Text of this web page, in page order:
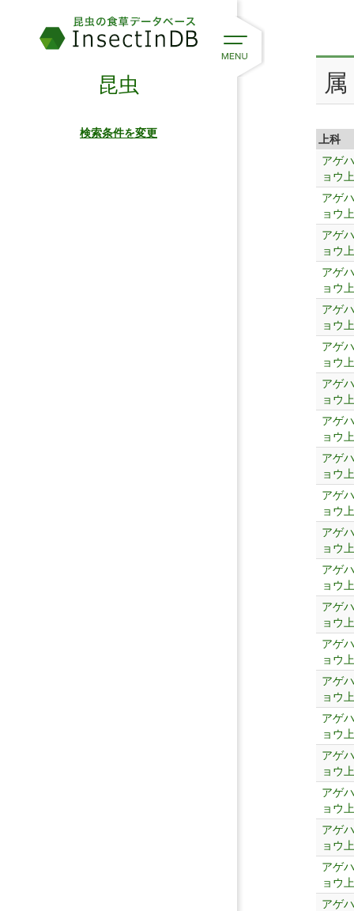
上科
アゲ
ョウ
アゲ
ョウ
アゲ
ョウ
アゲ
ョウ
アゲ
ョウ
アゲ
ョウ
アゲ
ョウ
アゲ
ョウ
アゲ
ョウ
アゲ
ョウ
アゲ
ョウ
アゲ
ョウ
アゲ
ョウ
アゲ
ョウ
アゲ
ョウ
アゲ
ョウ
アゲ
ョウ
アゲ
ョウ
アゲ
ョウ
アゲ
ョウ
アゲ
昆虫
検索条件を変更